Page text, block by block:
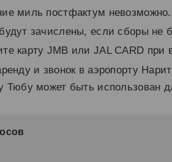
миль постфактум невозможно.
зачислены, если сборы не
карту JMB или JAL CARD
и звонок в аэропорту
Тюбу может быть использован